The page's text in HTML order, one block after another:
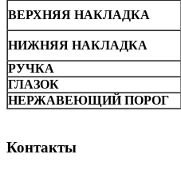
ВЕРХНЯЯ НАКЛАДКА
НИЖНЯЯ НАКЛАДКА
РУЧКА
ГЛАЗОК
НЕРЖАВЕЮЩИЙ ПОРОГ
Контакты